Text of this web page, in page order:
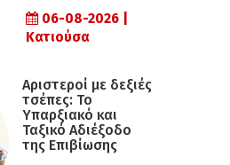
06-08-2026 |
Κατιούσα
Αριστεροί με δεξιές
τσέπες: Το
Υπαρξιακό και
Ταξικό Αδιέξοδο
της Επιβίωσης